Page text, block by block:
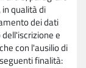
in qualità di
dei dati
e
con l'ausilio di
finalità: